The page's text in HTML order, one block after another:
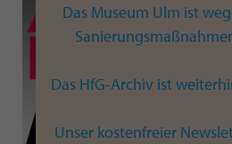
Das Museum Ulm ist
Das HfG-Archiv ist
Unser kostenfreier